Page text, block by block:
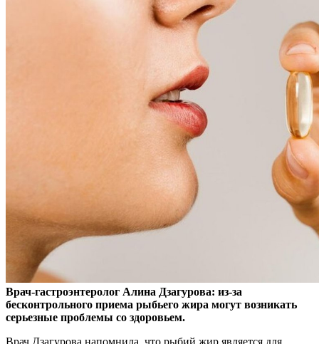
Врач-гастроэнтеролог Алина Дзагурова: из-за
бесконтрольного приема рыбьего жира могут возникать
серьезные проблемы со здоровьем.
Врач Дзагурова напомнила, что рыбий жир является для